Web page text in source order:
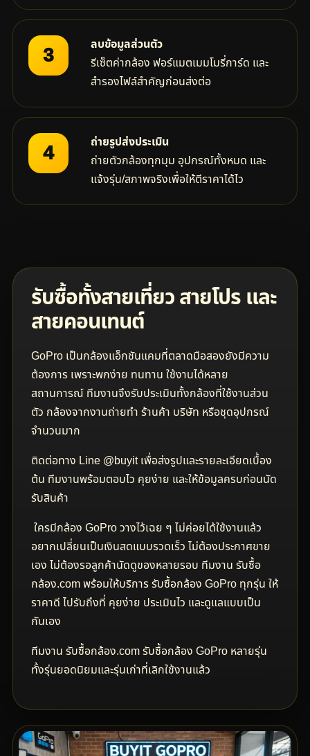
3
ลบข้อมูลส่วนตัว
รีเซ็ตค่ากล้อง ฟอร์แมตเมมโมรี่การ์ด และ
สำรองไฟล์สำคัญก่อนส่งต่อ
4
ถ่ายรูปส่งประเมิน
ถ่ายตัวกล้องทุกมุม อุปกรณ์ทั้งหมด และ
แจ้งรุ่น/สภาพจริงเพื่อให้ตีราคาได้ไว
รับซื้อทั้งสายเที่ยว สายโปร และ
สายคอนเทนต์
GoPro เป็นกล้องแอ็กชันแคมที่ตลาดมือสองยังมีความ
ต้องการ เพราะพกง่าย ทนทาน ใช้งานได้หลาย
สถานการณ์ ทีมงานจึงรับประเมินทั้งกล้องที่ใช้งานส่วน
ตัว กล้องจากงานถ่ายทำ ร้านค้า บริษัท หรือชุดอุปกรณ์
จำนวนมาก
ติดต่อทาง Line @buyit เพื่อส่งรูปและรายละเอียดเบื้อง
ต้น ทีมงานพร้อมตอบไว คุยง่าย และให้ข้อมูลครบก่อนนัด
รับสินค้า
ใครมีกล้อง GoPro วางไว้เฉย ๆ ไม่ค่อยได้ใช้งานแล้ว
อยากเปลี่ยนเป็นเงินสดแบบรวดเร็ว ไม่ต้องประกาศขาย
เอง ไม่ต้องรอลูกค้านัดดูของหลายรอบ ทีมงาน รับซื้อ
กล้อง.com พร้อมให้บริการ รับซื้อกล้อง GoPro ทุกรุ่น ให้
ราคาดี ไปรับถึงที่ คุยง่าย ประเมินไว และดูแลแบบเป็น
กันเอง
ทีมงาน รับซื้อกล้อง.com รับซื้อกล้อง GoPro หลายรุ่น
ทั้งรุ่นยอดนิยมและรุ่นเก่าที่เลิกใช้งานแล้ว